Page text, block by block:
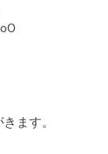
ます。